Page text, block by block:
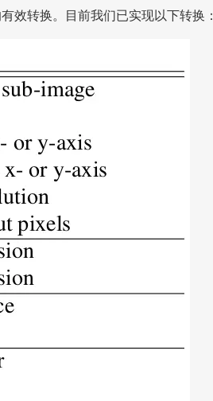
效转换。目前我们已实现以下转换：